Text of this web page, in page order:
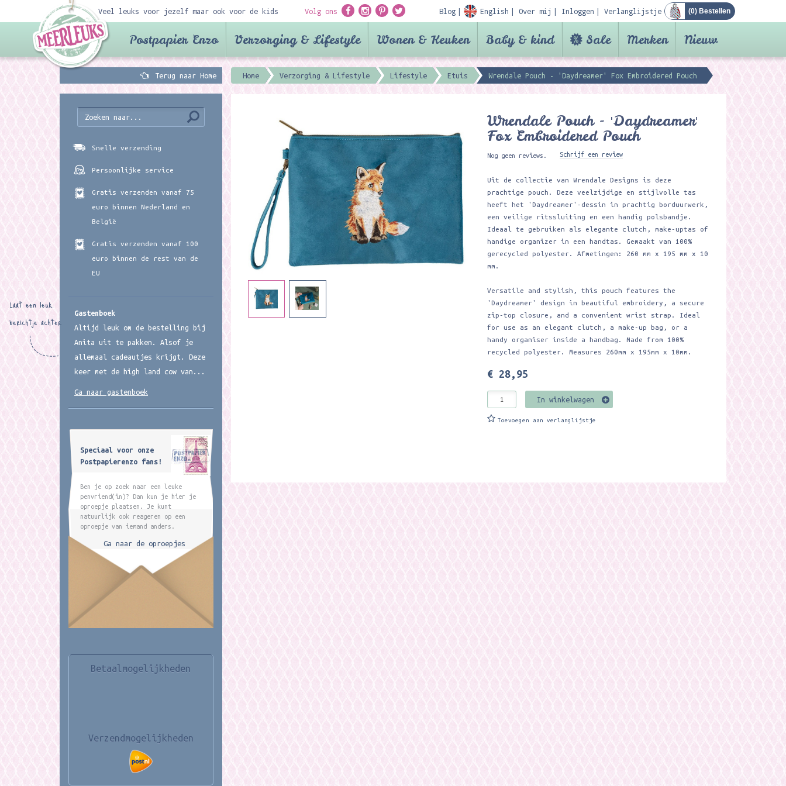
Veel leuks voor jezelf maar ook voor de kids Volg ons Blog English Over mij Inloggen Verlanglijstje (0) Bestellen
Postpapier Enzo Verzorging & Lifestyle Wonen & Keuken Baby & kind Sale Merken Nieuw
Terug naar Home Home Verzorging & Lifestyle Lifestyle Etuis Wrendale Pouch - 'Daydreamer' Fox Embroidered Pouch ​
Wrendale Pouch - 'Daydreamer'
Fox Embroidered Pouch ​
Nog geen reviews. Schrijf een review
Uit de collectie van Wrendale Designs is deze
prachtige pouch. Deze veelzijdige en stijlvolle tas
heeft het 'Daydreamer'-dessin in prachtig borduurwerk,
een veilige ritssluiting en een handig polsbandje.
Ideaal te gebruiken als elegante clutch, make-uptas of
handige organizer in een handtas. Gemaakt van 100%
gerecycled polyester. Afmetingen: 260 mm x 195 mm x 10
mm.
Versatile and stylish, this pouch features the
'Daydreamer' design in beautiful embroidery, a secure
zip-top closure, and a convenient wrist strap. Ideal
for use as an elegant clutch, a make-up bag, or a
handy organiser inside a handbag. Made from 100%
recycled polyester. Measures 260mm x 195mm x 10mm.
€ 28,95
In winkelwagen
Toevoegen aan verlanglijstje
Snelle verzending
Persoonlijke service
Gratis verzenden vanaf 75
euro binnen Nederland en
België
Gratis verzenden vanaf 100
euro binnen de rest van de
EU
Gastenboek
Altijd leuk om de bestelling bij
Anita uit te pakken. Alsof je
allemaal cadeautjes krijgt. Deze
keer met de high land cow van...
Laat een leuk
berichtje achter
Ga naar gastenboek
Speciaal voor onze
Postpapierenzo fans!
Ben je op zoek naar een leuke
penvriend(in)? Dan kun je hier je
oproepje plaatsen. Je kunt
natuurlijk ook reageren op een
oproepje van iemand anders.
Ga naar de oproepjes
Betaalmogelijkheden
Verzendmogelijkheden